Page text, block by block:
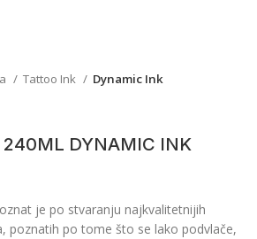
Tattoo Ink Dynamic Ink
240ML DYNAMIC INK
je po stvaranju najkvalitetnijih
poznatih po tome što se lako podvlače,